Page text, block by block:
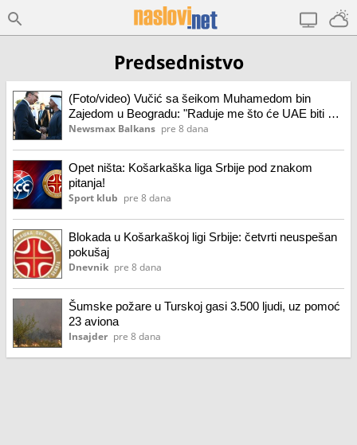
Predsednistvo
(Foto/video) Vučić sa šeikom Muhamedom bin
Zajedom u Beogradu: "Raduje me što će UAE biti na
EXPO 2027"
Newsmax Balkans pre 8 dana
Opet ništa: Košarkaška liga Srbije pod znakom
pitanja!
Sport klub pre 8 dana
Blokada u Košarkaškoj ligi Srbije: četvrti neuspešan
pokušaj
Dnevnik pre 8 dana
Šumske požare u Turskoj gasi 3.500 ljudi, uz pomoć
23 aviona
Insajder pre 8 dana